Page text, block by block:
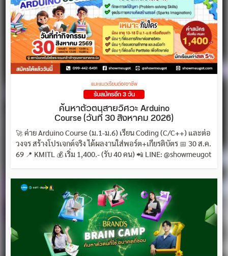
แนะแนวเรียนต่อ/อาชีพ
รับสมัครอีก 3 วัน
ค้นหาตัวตนสายวิศวะ Arduino
Course (วันที่ 30 สิงหาคม 2026)
🚀 ค่าย Arduino Course (ม.1-ม.6) เรียน Coding (C/C++) และต่อ
วงจร สร้างโปรเจกต์จริง ได้ผลงานใส่พอร์ต+เกียรติบัตร 📅 30 ส.ค.
69 📍 KMITL 💰 เริ่ม 1,400.- (รับ 40 คน) 📲 LINE: @showmeugot